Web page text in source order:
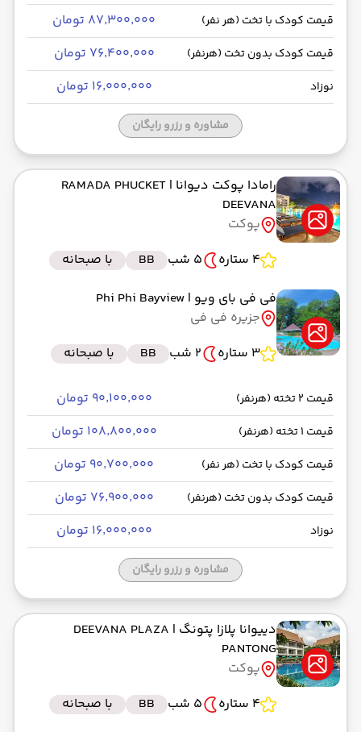
قیمت کودک با تخت (هر نفر) ۸۷٬۳۰۰٬۰۰۰ تومان
قیمت کودک بدون تخت (هرنفر) ۷۶٬۴۰۰٬۰۰۰ تومان
نوزاد ۱۶٬۰۰۰٬۰۰۰ تومان
مشاوره و رزرو رایگان
رامادا پوکت دیوانا | RAMADA PHUCKET
DEEVANA
پوکت
4 ستاره
5 شب BB
با صبحانه
فی فی بای ویو | Phi Phi Bayview
جزیره فی فی
3 ستاره
2 شب BB با صبحانه
قیمت 2 تخته (هرنفر) ۹۰٬۱۰۰٬۰۰۰ تومان
قیمت 1 تخته (هرنفر) ۱۰۸٬۸۰۰٬۰۰۰ تومان
قیمت کودک با تخت (هر نفر) ۹۰٬۷۰۰٬۰۰۰ تومان
قیمت کودک بدون تخت (هرنفر) ۷۶٬۹۰۰٬۰۰۰ تومان
نوزاد ۱۶٬۰۰۰٬۰۰۰ تومان
مشاوره و رزرو رایگان
دییوانا پلازا پتونگ | DEEVANA PLAZA
PANTONG
پوکت
4 ستاره
5 شب BB
با صبحانه